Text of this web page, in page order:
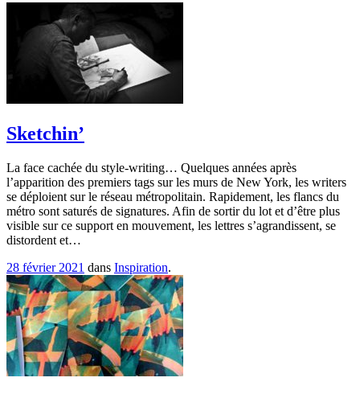
Sketchin’
La face cachée du style-writing… Quelques années après
l’apparition des premiers tags sur les murs de New York, les writers
se déploient sur le réseau métropolitain. Rapidement, les flancs du
métro sont saturés de signatures. Afin de sortir du lot et d’être plus
visible sur ce support en mouvement, les lettres s’agrandissent, se
distordent et…
28 février 2021 dans Inspiration.